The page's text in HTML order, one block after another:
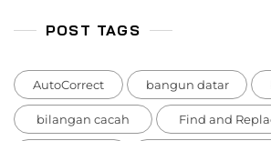
POST TAGS
AutoCorrect bangun datar
bilangan cacah Find and